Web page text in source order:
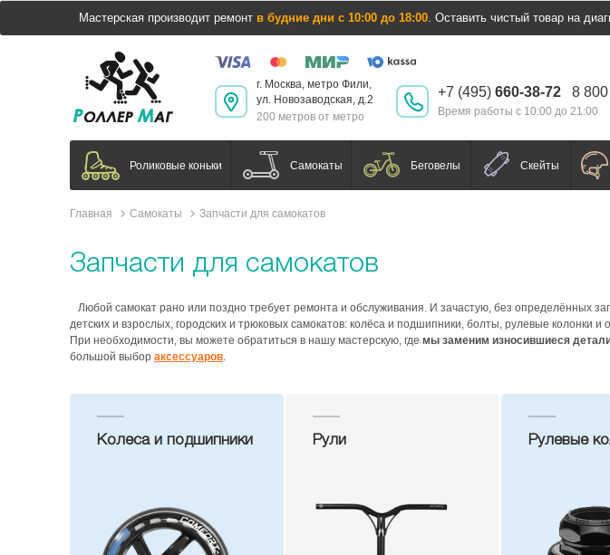
Мастерская производит ремонт в будние дни с 10:00 до 18:00. Оставить чистый товар на
г. Москва, метро Фили,
ул. Новозаводская, д.2
200 метров от метро
+7 (495) 660-38-72 8 800
Время работы с 10:00 до 21:00
Роликовые коньки Самокаты Беговелы Скейты
Главная Самокаты Запчасти для самокатов
Запчасти для самокатов
Любой самокат рано или поздно требует ремонта и обслуживания. И зачастую, без определённых
детских и взрослых, городских и трюковых самокатов: колёса и подшипники, болты, рулевые колонки
При необходимости, вы можете обратиться в нашу мастерскую, где мы заменим износившиеся
большой выбор аксессуаров.
Колеса и подшипники Рули Рулевые